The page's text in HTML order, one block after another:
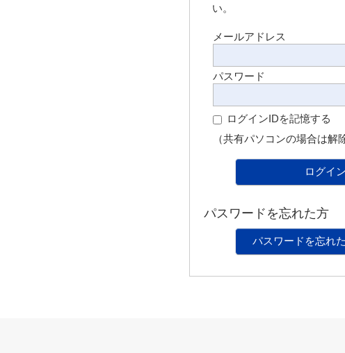
い。
メールアドレス
パスワード
ログインIDを記憶する
（共有パソコンの場合は解
ログイン
パスワードを忘れた方
パスワードを忘れ